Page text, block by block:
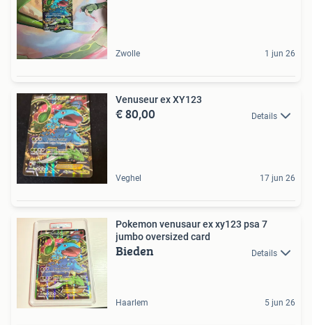
Zwolle 1 jun 26
Venuseur ex XY123
€ 80,00 Details
Veghel 17 jun 26
Pokemon venusaur ex xy123 psa 7
jumbo oversized card
Bieden Details
Haarlem 5 jun 26